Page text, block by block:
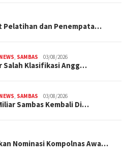
Pelatihan dan Penempata…
NEWS, SAMBAS 03/08/2026
Salah Klasifikasi Angg…
NEWS, SAMBAS 03/08/2026
Sambas Kembali Di…
Nominasi Kompolnas Awa…